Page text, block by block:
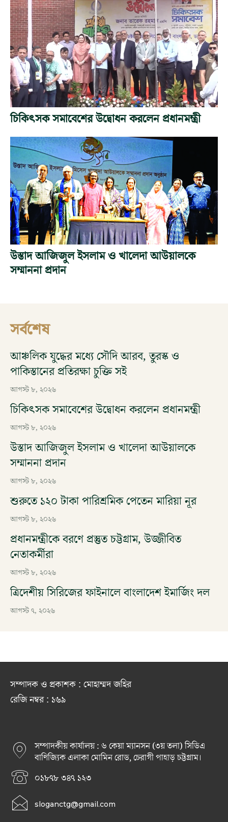
চিকিৎসক সমাবেশের উদ্বোধন করলেন প্রধানমন্ত্রী
উস্তাদ আজিজুল ইসলাম ও খালেদা আউয়ালকে
সম্মাননা প্রদান
সর্বশেষ
আঞ্চলিক যুদ্ধের মধ্যে সৌদি আরব, তুরস্ক ও
পাকিস্তানের প্রতিরক্ষা চুক্তি সই
আগস্ট ৮, ২০২৬
চিকিৎসক সমাবেশের উদ্বোধন করলেন প্রধানমন্ত্রী
আগস্ট ৮, ২০২৬
উস্তাদ আজিজুল ইসলাম ও খালেদা আউয়ালকে
সম্মাননা প্রদান
আগস্ট ৮, ২০২৬
শুরুতে ১২০ টাকা পারিশ্রমিক পেতেন মারিয়া নূর
আগস্ট ৮, ২০২৬
প্রধানমন্ত্রীকে বরণে প্রস্তুত চট্টগ্রাম, উজ্জীবিত
নেতাকর্মীরা
আগস্ট ৮, ২০২৬
ত্রিদেশীয় সিরিজের ফাইনালে বাংলাদেশ ইমার্জিং দল
আগস্ট ৭, ২০২৬
সম্পাদক ও প্রকাশক : মোহাম্মদ জহির
রেজি নম্বর : ১৬৯
সম্পাদকীয় কার্যালয় : ৬ কেয়া ম্যানসন (৩য় তলা) সিডিএ
বাণিজ্যিক এলাকা মোমিন রোড, চেরাগী পাহাড় চট্টগ্রাম।
০১৮৭৮ ৩৪৭ ১২৩
sloganctg@gmail.com